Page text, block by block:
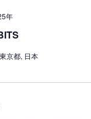
年
京都, 日本